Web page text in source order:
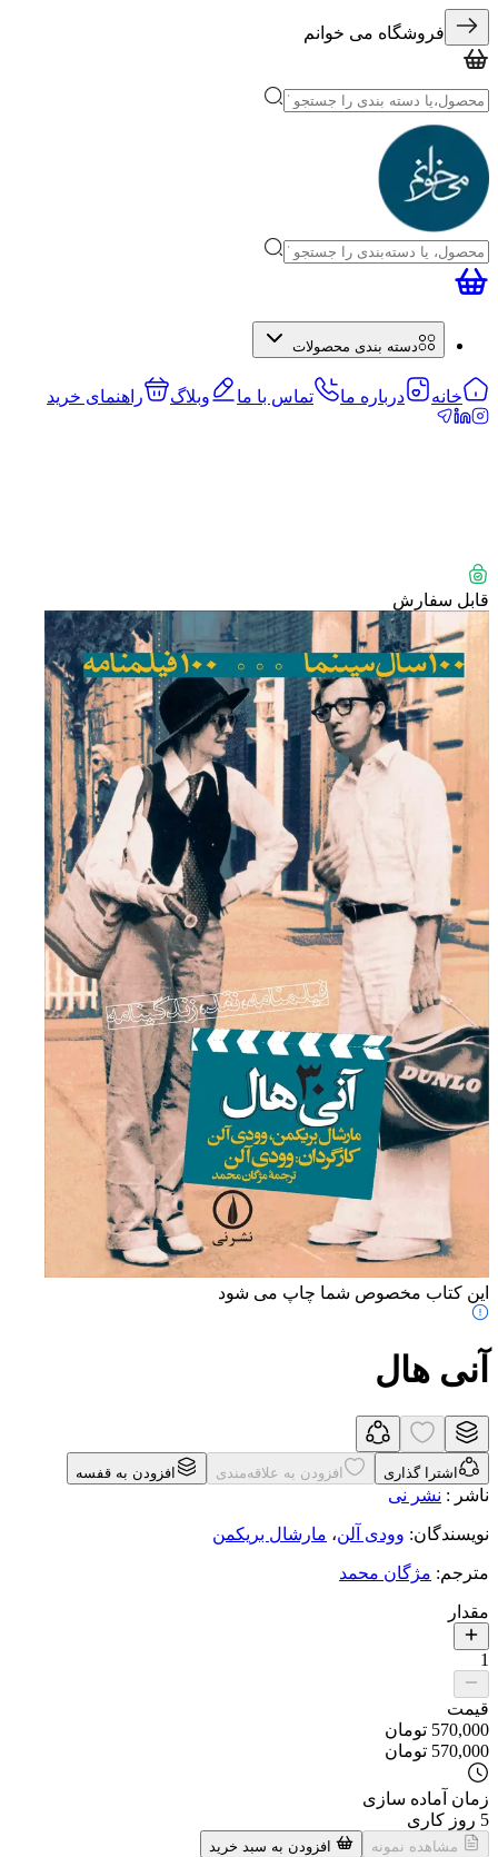
فروشگاه می خوانم
دسته بندی محصولات
خانه درباره ما تماس با ما وبلاگ راهنمای خرید
قابل سفارش
این کتاب مخصوص شما چاپ می شود
آنی هال
اشترا گذاری افزودن به علاقه‌مندی افزودن به قفسه
ناشر : نشر نی
نویسندگان: وودی آلن، مارشال بریکمن
مترجم: مژگان محمد
مقدار
1
قیمت
570,000 تومان
570,000 تومان
زمان آماده سازی
5 روز کاری
مشاهده نمونه افزودن به سبد خرید